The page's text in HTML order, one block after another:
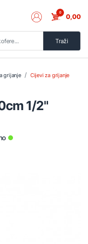
Traži
0 0,00
grijanje Cijevi za grijanje
1/2"